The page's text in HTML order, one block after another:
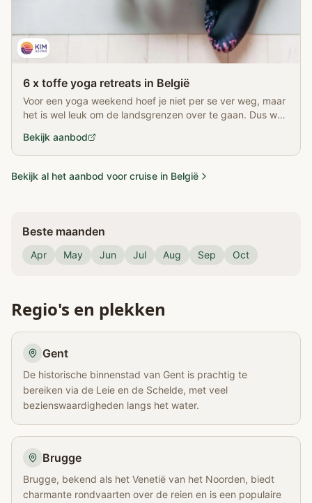
6 x toffe yoga retreats in België
Voor een yoga weekend hoef je niet per se ver weg, maar
het is wel leuk om de landsgrenzen over te gaan. Dus wat
Bekijk aanbod
Bekijk al het aanbod voor cruise in België
Beste maanden
Apr May Jun Jul Aug Sep Oct
Regio's en plekken
Gent
De historische binnenstad van Gent is prachtig te
bereiken via de Leie en de Schelde, met veel
bezienswaardigheden langs het water.
Brugge
Brugge, bekend als het Venetië van het Noorden, biedt
charmante rondvaarten over de reien en is een populaire